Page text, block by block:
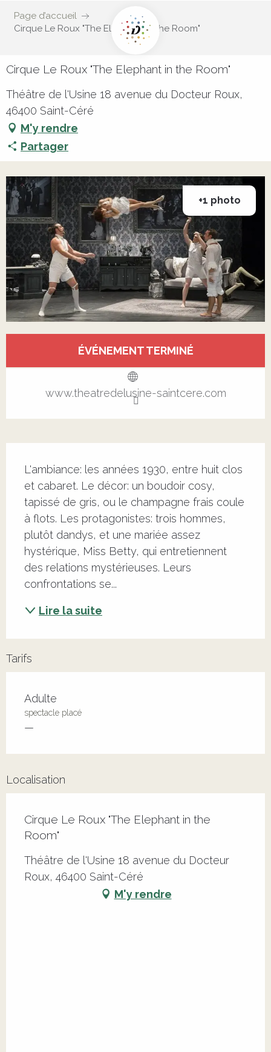
Page d’accueil
Cirque Le Roux "The Elephant in the Room"
Cirque Le Roux "The Elephant in the Room"
Théâtre de l'Usine 18 avenue du Docteur Roux,
46400 Saint-Céré
M'y rendre
Partager
+1 photo
Ouverture et coordonnées
ÉVÉNEMENT TERMINÉ
www.theatredelusine-saintcere.com
L'ambiance: les années 1930, entre huit clos
et cabaret. Le décor: un boudoir cosy,
tapissé de gris, ou le champagne frais coule
à flots. Les protagonistes: trois hommes,
plutôt dandys, et une mariée assez
hystérique, Miss Betty, qui entretiennent
des relations mystérieuses. Leurs
confrontations se...
Lire la suite
Tarifs
Adulte
spectacle placé
—
Localisation
Cirque Le Roux "The Elephant in the
Room"
Théâtre de l'Usine 18 avenue du Docteur
Roux, 46400 Saint-Céré
M'y rendre